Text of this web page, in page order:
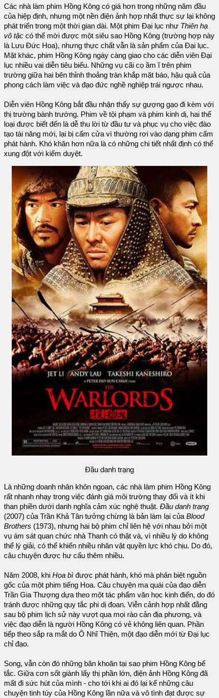
Các nhà làm phim Hồng Kông có giá hơn trong những năm đầu
của hiệp định, nhưng một nền điện ảnh hợp nhất thực sự lại không
phát triển trong một thời gian dài. Một phim Đại lục như Thiên hạ
vô tặc có thể mời được một siêu sao Hồng Kông (trường hợp này
là Lưu Đức Hoa), nhưng thực chất vẫn là sản phẩm của Đại lục.
Mặt khác, phim Hồng Kông ngày càng giao cho các diễn viên Đại
lục nhiều vai diễn tiêu biểu. Những vụ cãi cọ ầm ĩ trên phim
trường giữa hai bên thỉnh thoảng tràn khắp mặt báo, hậu quả của
phong cách làm việc và đạo đức nghề nghiệp trái ngược nhau.
Diễn viên Hồng Kông bắt đầu nhận thấy sự gượng gạo đi kèm với
thị trường bành trướng. Phim về tội phạm và phim kinh dị, hai thể
loại được biết đến là dễ thu lời từ đầu tư và phục vụ cho việc đào
tạo tài năng mới, lại bị cấm cửa vì thường rơi vào dạng phim cấm
phát hành. Khó khăn hơn nữa là có những chi tiết nhất định có thể
xung đột với kiểm duyệt.
Đầu danh trạng
Là những doanh nhân khôn ngoan, các nhà làm phim Hồng Kông
rất nhanh nhạy trong việc đánh giá môi trường thay đổi và ít khi
than phiền dưới danh nghĩa cảm xúc nghệ thuật. Đầu danh trạng
(2007) của Trần Khả Tân tưởng chừng là bản làm lại của Blood
Brothers (1973), nhưng hai bộ phim chỉ liên hệ với nhau bởi một
vụ ám sát quan chức nhà Thanh có thật và, vì nhiều lý do không
thể lý giải, có thể khiến nhiều nhân vật quyền lực khó chịu. Do đó,
câu chuyện được hư cấu thêm nhiều.
Năm 2008, khi Họa bì được phát hành, khó mà phân biệt nguồn
gốc của một phim tiếng Hoa. Câu chuyện ma quái của đạo diễn
Trần Gia Thượng dựa theo một tác phẩm văn học kinh điển, do đó
tránh được những quy tắc phi dị đoan. Viễn cảnh hợp nhất đằng
sau bộ phim lịch sử này vượt qua mọi rào cản địa phương, và
việc đạo diễn là người Hồng Kông có vẻ không liên quan. Phần
tiếp theo sắp ra mắt do Ô Nhĩ Thiện, một đạo diễn mới từ Đại lục
chỉ đạo.
Song, vẫn còn đó những băn khoăn tại sao phim Hồng Kông bế
tắc. Giữa cơn sốt giành lấy thị phần lớn, điện ảnh Hồng Kông đã
mất đi sức hút của mình - cho tới khi ai đó lại kể những câu
chuyện tinh túy của Hồng Kông lần nữa và vô tình đạt được sự